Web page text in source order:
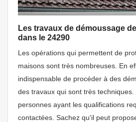
Les travaux de démoussage
dans le 24290
Les opérations qui permettent de
maisons sont très nombreuses. En
indispensable de procéder à des
des travaux qui sont très
personnes ayant les qualifications
contactées. Sachez qu'il peut